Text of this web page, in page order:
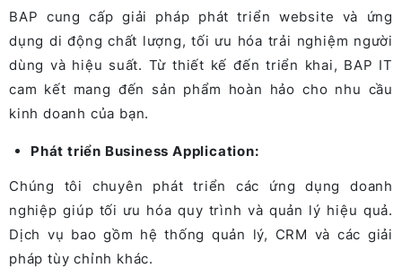
BAP cung cấp giải pháp phát triển website và ứng
dụng di động chất lượng, tối ưu hóa trải nghiệm người
dùng và hiệu suất. Từ thiết kế đến triển khai, BAP IT
cam kết mang đến sản phẩm hoàn hảo cho nhu cầu
kinh doanh của bạn.
Phát triển Business Application:
Chúng tôi chuyên phát triển các ứng dụng doanh
nghiệp giúp tối ưu hóa quy trình và quản lý hiệu quả.
Dịch vụ bao gồm hệ thống quản lý, CRM và các giải
pháp tùy chỉnh khác.